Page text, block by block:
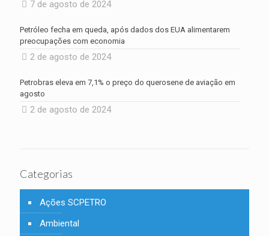
7 de agosto de 2024
Petróleo fecha em queda, após dados dos EUA alimentarem
preocupações com economia
2 de agosto de 2024
Petrobras eleva em 7,1% o preço do querosene de aviação em
agosto
2 de agosto de 2024
Categorias
Ações SCPETRO
Ambiental